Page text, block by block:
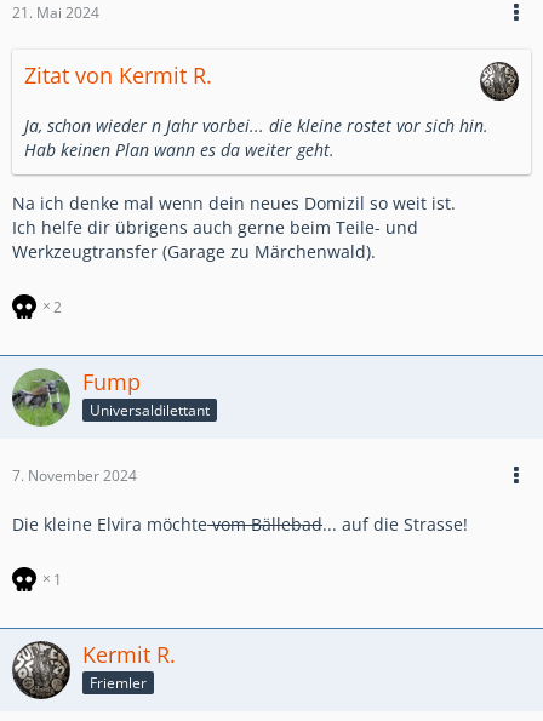
21. Mai 2024
Zitat von Kermit R.
Ja, schon wieder n Jahr vorbei... die kleine rostet vor sich hin.
Hab keinen Plan wann es da weiter geht.
Na ich denke mal wenn dein neues Domizil so weit ist.
Ich helfe dir übrigens auch gerne beim Teile- und
Werkzeugtransfer (Garage zu Märchenwald).
2
Fump
Universaldilettant
7. November 2024
Die kleine Elvira möchtevom Bällebad... auf die Strasse!
1
Kermit R.
Friemler